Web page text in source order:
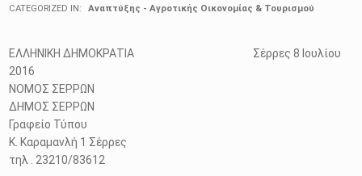
CATEGORIZED IN:
Αναπτύξης - Αγροτικής Οικονομίας & Τουρισμού
ΕΛΛΗΝΙΚΗ ΔΗΜΟΚΡΑΤΙΑ Σέρρες 8 Ιουλίου
2016
ΝΟΜΟΣ ΣΕΡΡΩΝ
ΔΗΜΟΣ ΣΕΡΡΩΝ
Γραφείο Τύπου
Κ. Καραμανλή 1 Σέρρες
τηλ . 23210/83612